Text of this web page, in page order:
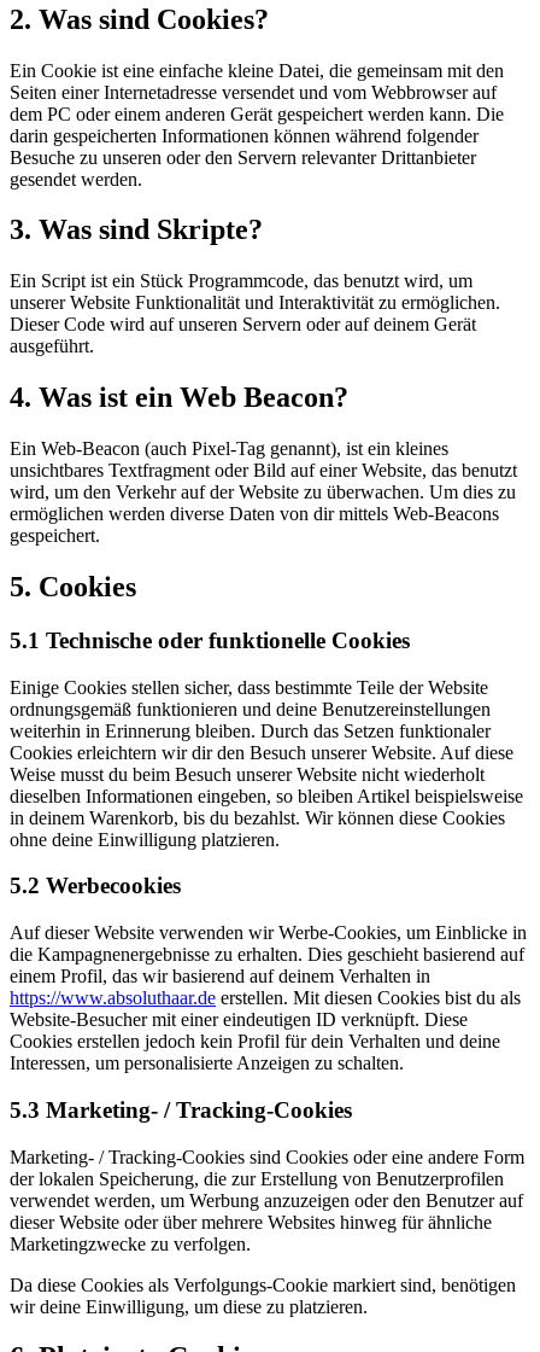
2. Was sind Cookies?
Ein Cookie ist eine einfache kleine Datei, die gemeinsam mit den
Seiten einer Internetadresse versendet und vom Webbrowser auf
dem PC oder einem anderen Gerät gespeichert werden kann. Die
darin gespeicherten Informationen können während folgender
Besuche zu unseren oder den Servern relevanter Drittanbieter
gesendet werden.
3. Was sind Skripte?
Ein Script ist ein Stück Programmcode, das benutzt wird, um
unserer Website Funktionalität und Interaktivität zu ermöglichen.
Dieser Code wird auf unseren Servern oder auf deinem Gerät
ausgeführt.
4. Was ist ein Web Beacon?
Ein Web-Beacon (auch Pixel-Tag genannt), ist ein kleines
unsichtbares Textfragment oder Bild auf einer Website, das benutzt
wird, um den Verkehr auf der Website zu überwachen. Um dies zu
ermöglichen werden diverse Daten von dir mittels Web-Beacons
gespeichert.
5. Cookies
5.1 Technische oder funktionelle Cookies
Einige Cookies stellen sicher, dass bestimmte Teile der Website
ordnungsgemäß funktionieren und deine Benutzereinstellungen
weiterhin in Erinnerung bleiben. Durch das Setzen funktionaler
Cookies erleichtern wir dir den Besuch unserer Website. Auf diese
Weise musst du beim Besuch unserer Website nicht wiederholt
dieselben Informationen eingeben, so bleiben Artikel beispielsweise
in deinem Warenkorb, bis du bezahlst. Wir können diese Cookies
ohne deine Einwilligung platzieren.
5.2 Werbecookies
Auf dieser Website verwenden wir Werbe-Cookies, um Einblicke in
die Kampagnenergebnisse zu erhalten. Dies geschieht basierend auf
einem Profil, das wir basierend auf deinem Verhalten in
https://www.absoluthaar.de erstellen. Mit diesen Cookies bist du als
Website-Besucher mit einer eindeutigen ID verknüpft. Diese
Cookies erstellen jedoch kein Profil für dein Verhalten und deine
Interessen, um personalisierte Anzeigen zu schalten.
5.3 Marketing- / Tracking-Cookies
Marketing- / Tracking-Cookies sind Cookies oder eine andere Form
der lokalen Speicherung, die zur Erstellung von Benutzerprofilen
verwendet werden, um Werbung anzuzeigen oder den Benutzer auf
dieser Website oder über mehrere Websites hinweg für ähnliche
Marketingzwecke zu verfolgen.
Da diese Cookies als Verfolgungs-Cookie markiert sind, benötigen
wir deine Einwilligung, um diese zu platzieren.